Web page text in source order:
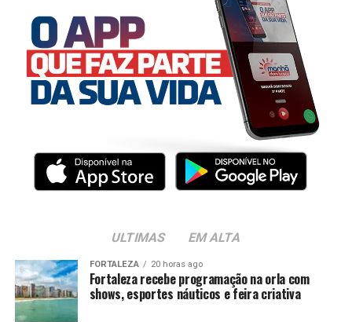
ULTIMAS EM ALTA
FORTALEZA 20 horas ago
Fortaleza recebe programação na orla com
shows, esportes náuticos e feira criativa